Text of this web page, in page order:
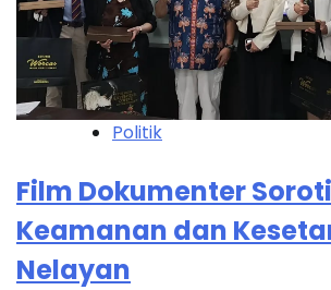
Politik
Film Dokumenter Soroti
Keamanan dan
Nelayan